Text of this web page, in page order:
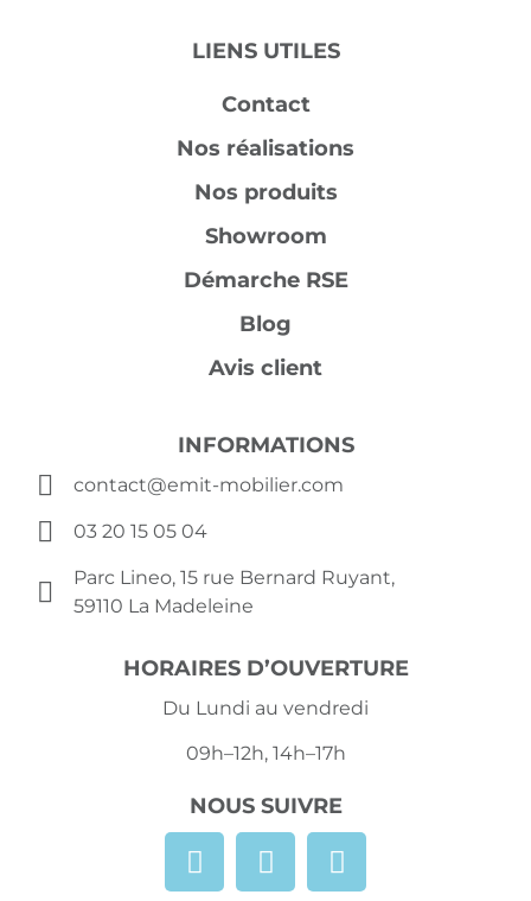
LIENS UTILES
Contact
Nos réalisations
Nos produits
Showroom
Démarche RSE
Blog
Avis client
INFORMATIONS
contact@emit-mobilier.com
03 20 15 05 04
Parc Lineo, 15 rue Bernard Ruyant,
59110 La Madeleine
HORAIRES D’OUVERTURE
Du Lundi au vendredi
09h–12h, 14h–17h
NOUS SUIVRE